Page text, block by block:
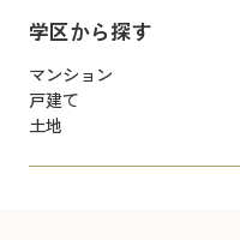
学区から探す
マンション
戸建て
土地